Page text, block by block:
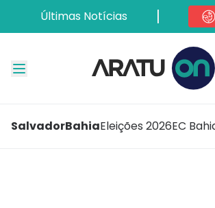
Últimas Notícias
SalvadorBahiaEleições 2026EC